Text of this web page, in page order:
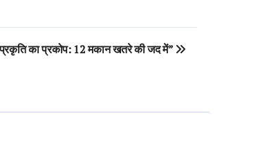
का प्रकोप: 12 मकान खतरे की जद में”